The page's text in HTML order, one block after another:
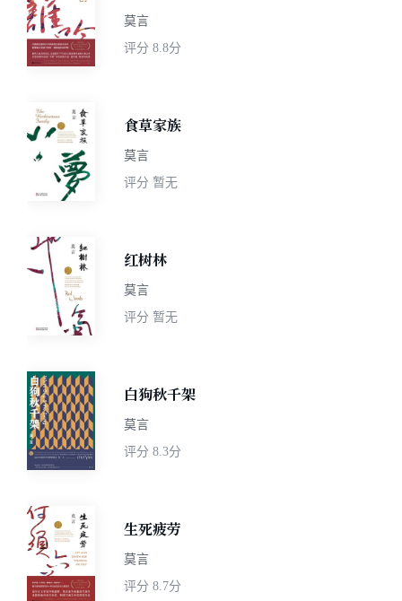
莫言
评分 8.8分
食草家族
莫言
评分 暂无
红树林
莫言
评分 暂无
白狗秋千架
莫言
评分 8.3分
生死疲劳
莫言
评分 8.7分